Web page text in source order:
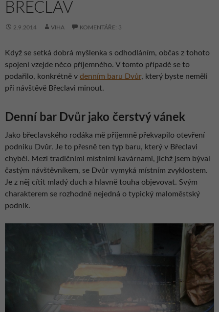
BŘECLAV
2.9.2014 VIHA KOMENTÁŘE: 3
Když se setká dobrá myšlenka s odhodláním, občas z tohoto
spojení vzejde něco příjemného. V tomto případě se to
podařilo, konkrétně v denním baru Dvůr, který byste neměli
při návštěvě Břeclavi minout.
Denní bar Dvůr jako čerstvý vánek
Jako břeclavského rodáka mě příjemně překvapilo otevření
podniku Dvůr. Je to přesně ten typ baru, který v Břeclavi
chyběl. Mezi tradičními místními kavárnami, jichž jsem býval
častým návštěvníkem, se Dvůr vymyká místním zvyklostem.
Je z něj cítit mladý duch a hlavně touha objevovat. Svým
charakterem se rozhodně nejedná o typický maloměstský
podnik.